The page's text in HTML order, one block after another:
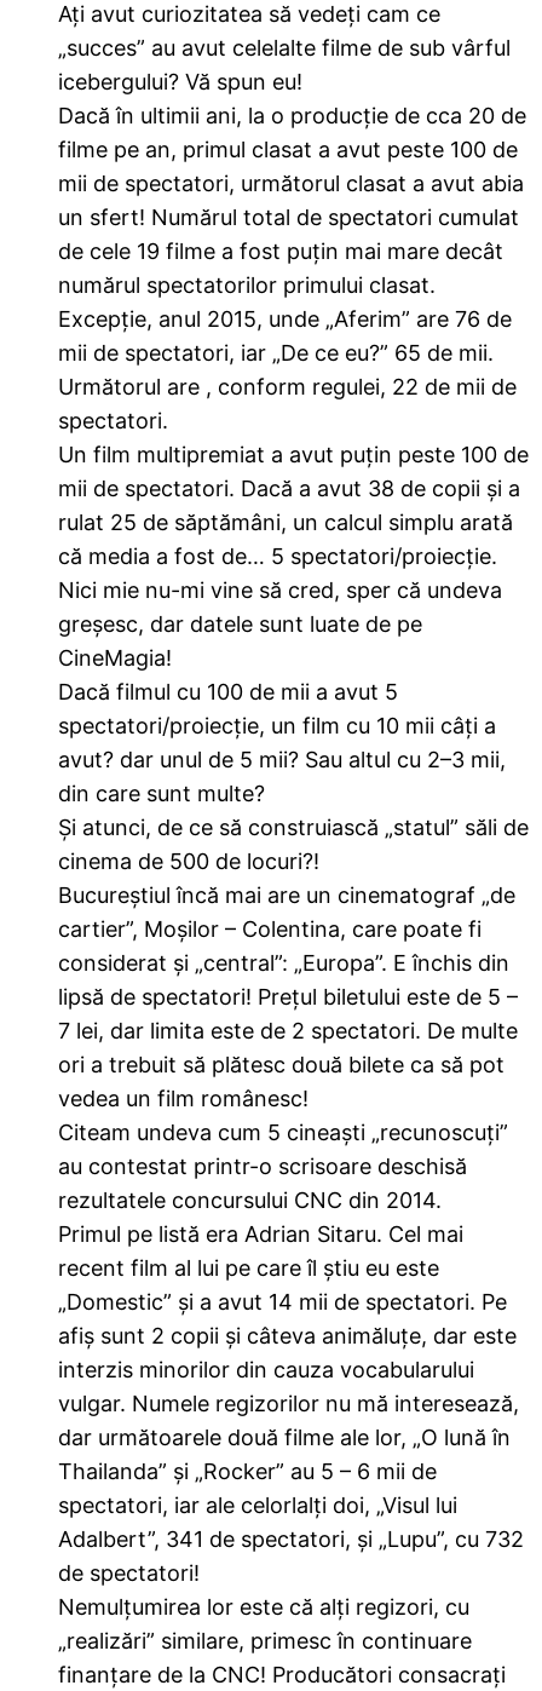
Ați avut curiozitatea să vedeți cam ce
„succes” au avut celelalte filme de sub vârful
icebergului? Vă spun eu!
Dacă în ultimii ani, la o producție de cca 20 de
filme pe an, primul clasat a avut peste 100 de
mii de spectatori, următorul clasat a avut abia
un sfert! Numărul total de spectatori cumulat
de cele 19 filme a fost puțin mai mare decât
numărul spectatorilor primului clasat.
Excepție, anul 2015, unde „Aferim” are 76 de
mii de spectatori, iar „De ce eu?” 65 de mii.
Următorul are , conform regulei, 22 de mii de
spectatori.
Un film multipremiat a avut puțin peste 100 de
mii de spectatori. Dacă a avut 38 de copii și a
rulat 25 de săptămâni, un calcul simplu arată
că media a fost de… 5 spectatori/proiecție.
Nici mie nu-mi vine să cred, sper că undeva
greșesc, dar datele sunt luate de pe
CineMagia!
Dacă filmul cu 100 de mii a avut 5
spectatori/proiecție, un film cu 10 mii câți a
avut? dar unul de 5 mii? Sau altul cu 2–3 mii,
din care sunt multe?
Și atunci, de ce să construiască „statul” săli de
cinema de 500 de locuri?!
Bucureștiul încă mai are un cinematograf „de
cartier”, Moșilor – Colentina, care poate fi
considerat și „central”: „Europa”. E închis din
lipsă de spectatori! Prețul biletului este de 5 –
7 lei, dar limita este de 2 spectatori. De multe
ori a trebuit să plătesc două bilete ca să pot
vedea un film românesc!
Citeam undeva cum 5 cineaști „recunoscuți”
au contestat printr-o scrisoare deschisă
rezultatele concursului CNC din 2014.
Primul pe listă era Adrian Sitaru. Cel mai
recent film al lui pe care îl știu eu este
„Domestic” și a avut 14 mii de spectatori. Pe
afiș sunt 2 copii și câteva animăluțe, dar este
interzis minorilor din cauza vocabularului
vulgar. Numele regizorilor nu mă interesează,
dar următoarele două filme ale lor, „O lună în
Thailanda” și „Rocker” au 5 – 6 mii de
spectatori, iar ale celorlalți doi, „Visul lui
Adalbert”, 341 de spectatori, și „Lupu”, cu 732
de spectatori!
Nemulțumirea lor este că alți regizori, cu
„realizări” similare, primesc în continuare
finanțare de la CNC! Producători consacrați